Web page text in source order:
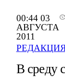
00:44 03
АВГУСТА
2011
В среду